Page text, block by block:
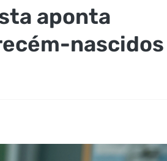
aponta
nascidos